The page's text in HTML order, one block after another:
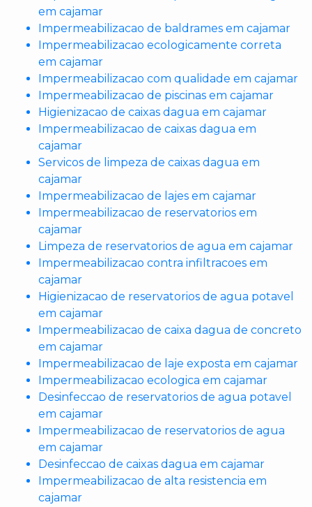
em cajamar
Impermeabilizacao de baldrames em cajamar
Impermeabilizacao ecologicamente correta
em cajamar
Impermeabilizacao com qualidade em cajamar
Impermeabilizacao de piscinas em cajamar
Higienizacao de caixas dagua em cajamar
Impermeabilizacao de caixas dagua em
cajamar
Servicos de limpeza de caixas dagua em
cajamar
Impermeabilizacao de lajes em cajamar
Impermeabilizacao de reservatorios em
cajamar
Limpeza de reservatorios de agua em cajamar
Impermeabilizacao contra infiltracoes em
cajamar
Higienizacao de reservatorios de agua potavel
em cajamar
Impermeabilizacao de caixa dagua de concreto
em cajamar
Impermeabilizacao de laje exposta em cajamar
Impermeabilizacao ecologica em cajamar
Desinfeccao de reservatorios de agua potavel
em cajamar
Impermeabilizacao de reservatorios de agua
em cajamar
Desinfeccao de caixas dagua em cajamar
Impermeabilizacao de alta resistencia em
cajamar